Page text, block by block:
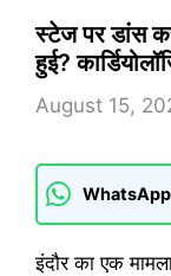
स्टेज पर डांस
हुई?
August 15,
इंदौर का एक